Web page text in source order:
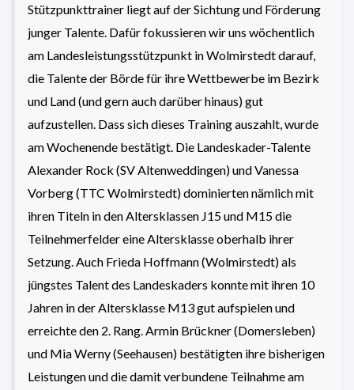
Stützpunkttrainer liegt auf der Sichtung und Förderung
junger Talente. Dafür fokussieren wir uns wöchentlich
am Landesleistungsstützpunkt in Wolmirstedt darauf,
die Talente der Börde für ihre Wettbewerbe im Bezirk
und Land (und gern auch darüber hinaus) gut
aufzustellen. Dass sich dieses Training auszahlt, wurde
am Wochenende bestätigt. Die Landeskader-Talente
Alexander Rock (SV Altenweddingen) und Vanessa
Vorberg (TTC Wolmirstedt) dominierten nämlich mit
ihren Titeln in den Altersklassen J15 und M15 die
Teilnehmerfelder eine Altersklasse oberhalb ihrer
Setzung. Auch Frieda Hoffmann (Wolmirstedt) als
jüngstes Talent des Landeskaders konnte mit ihren 10
Jahren in der Altersklasse M13 gut aufspielen und
erreichte den 2. Rang. Armin Brückner (Domersleben)
und Mia Werny (Seehausen) bestätigten ihre bisherigen
Leistungen und die damit verbundene Teilnahme am